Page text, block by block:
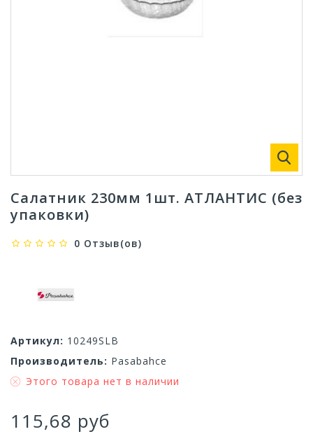
Салатник 230мм 1шт. АТЛАНТИС (без
упаковки)
0 Отзыв(ов)
Артикул: 10249SLB
Производитель: Pasabahce
Этого товара нет в наличии
115,68 руб